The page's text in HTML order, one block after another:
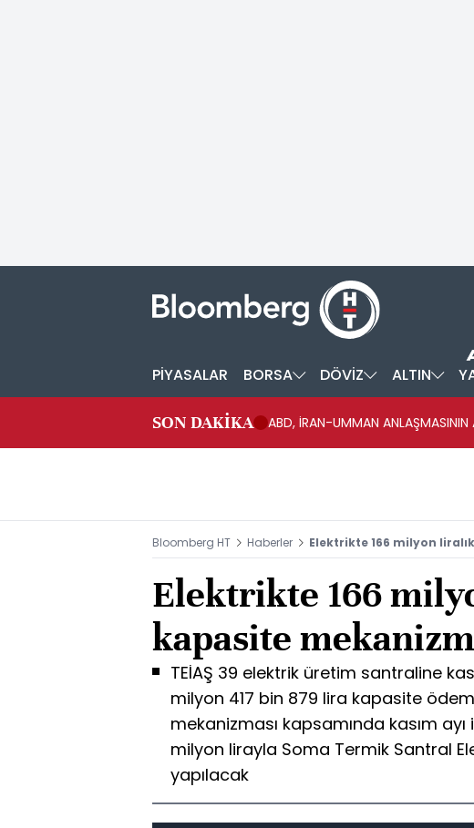
PİYASALAR BORSA DÖVİZ ALTIN
SON DAKİKA ABD, İRAN-UMMAN ANLAŞMASININ
Bloomberg HT Haberler Elektrikte 166 milyon
Elektrikte 166
kapasite
TEİAŞ 39 elektrik üretim santraline
milyon 417 bin 879 lira kapasite
mekanizması kapsamında kasım
milyon lirayla Soma Termik Santral
yapılacak